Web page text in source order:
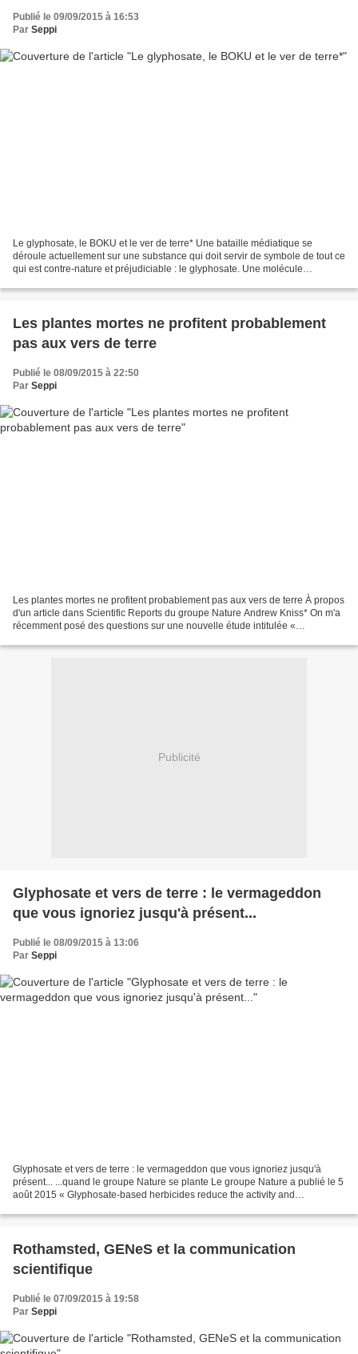
Publié le 09/09/2015 à 16:53
Par Seppi
Le glyphosate, le BOKU et le ver de terre* Une bataille médiatique se
déroule actuellement sur une substance qui doit servir de symbole de tout ce
qui est contre-nature et préjudiciable : le glyphosate. Une molécule
Les plantes mortes ne profitent probablement
pas aux vers de terre
Publié le 08/09/2015 à 22:50
Par Seppi
Les plantes mortes ne profitent probablement pas aux vers de terre À propos
d'un article dans Scientific Reports du groupe Nature Andrew Kniss* On m'a
récemment posé des questions sur une nouvelle étude intitulée «
Publicité
Glyphosate et vers de terre : le vermageddon
que vous ignoriez jusqu'à présent...
Publié le 08/09/2015 à 13:06
Par Seppi
Glyphosate et vers de terre : le vermageddon que vous ignoriez jusqu'à
présent... ...quand le groupe Nature se plante Le groupe Nature a publié le 5
août 2015 « Glyphosate-based herbicides reduce the activity and
Rothamsted, GENeS et la communication
scientifique
Publié le 07/09/2015 à 19:58
Par Seppi